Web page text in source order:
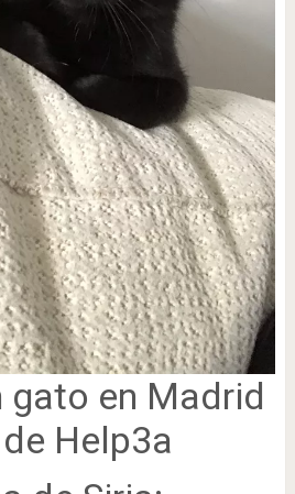
gato en Madrid
Help3a